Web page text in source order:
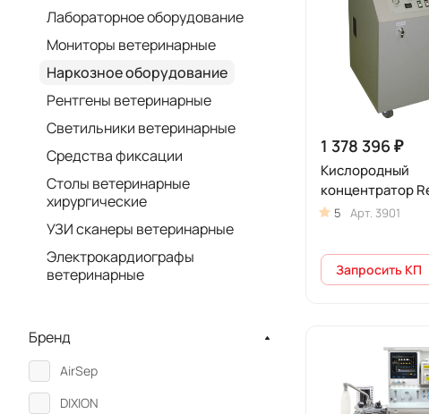
1 378 396 ₽
Кислородный
концентратор
5 Арт. 3901
Запросить КП
Лабораторное оборудование
Мониторы ветеринарные
Наркозное оборудование
Рентгены ветеринарные
Светильники ветеринарные
Средства фиксации
Столы ветеринарные
хирургические
УЗИ сканеры ветеринарные
Электрокардиографы
ветеринарные
Бренд
AirSep
DIXION